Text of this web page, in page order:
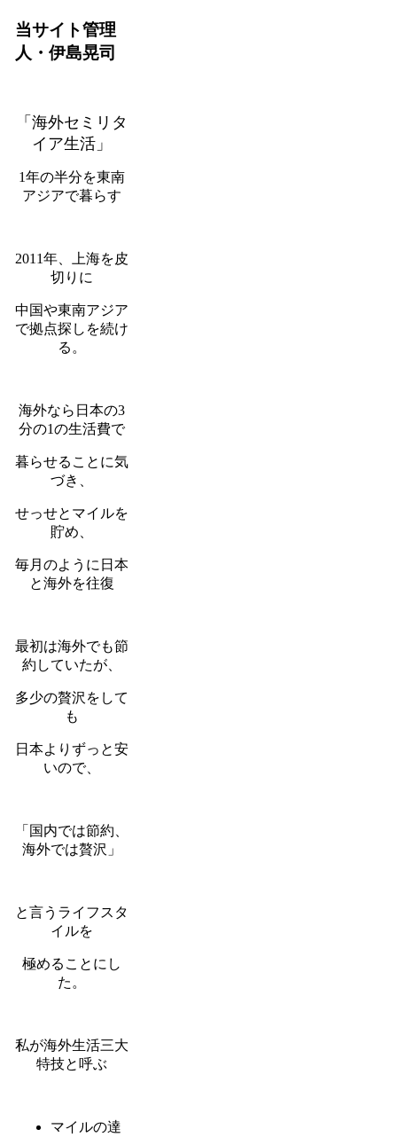
当サイト管理
人・伊島晃司
「海外セミリタ
イア生活」
1年の半分を東南
アジアで暮らす
2011年、上海を皮
切りに
中国や東南アジア
で拠点探しを続け
る。
海外なら日本の3
分の1の生活費で
暮らせることに気
づき、
せっせとマイルを
貯め、
毎月のように日本
と海外を往復
最初は海外でも節
約していたが、
多少の贅沢をして
も
日本よりずっと安
いので、
「国内では節約、
海外では贅沢」
と言うライフスタ
イルを
極めることにし
た。
私が海外生活三大
特技と呼ぶ
マイルの達